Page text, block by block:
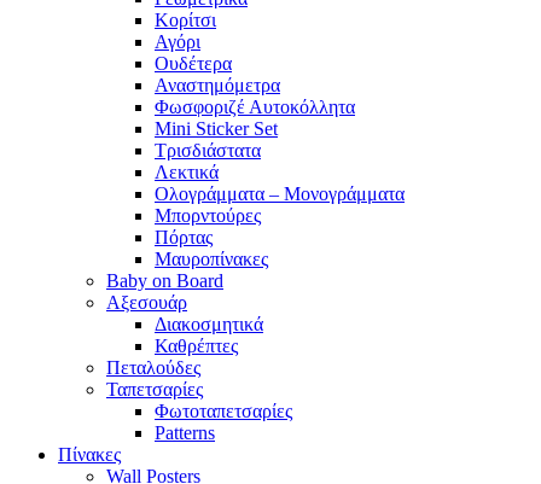
Κορίτσι
Αγόρι
Ουδέτερα
Αναστημόμετρα
Φωσφοριζέ Αυτοκόλλητα
Mini Sticker Set
Tρισδιάστατα
Λεκτικά
Ολογράμματα – Μονογράμματα
Μπορντούρες
Πόρτας
Μαυροπίνακες
Baby on Board
Αξεσουάρ
Διακοσμητικά
Καθρέπτες
Πεταλούδες
Ταπετσαρίες
Φωτοταπετσαρίες
Patterns
Πίνακες
Wall Posters